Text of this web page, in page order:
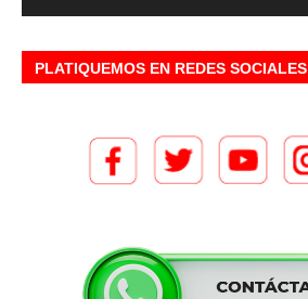
PLATIQUEMOS EN REDES SOCIALES